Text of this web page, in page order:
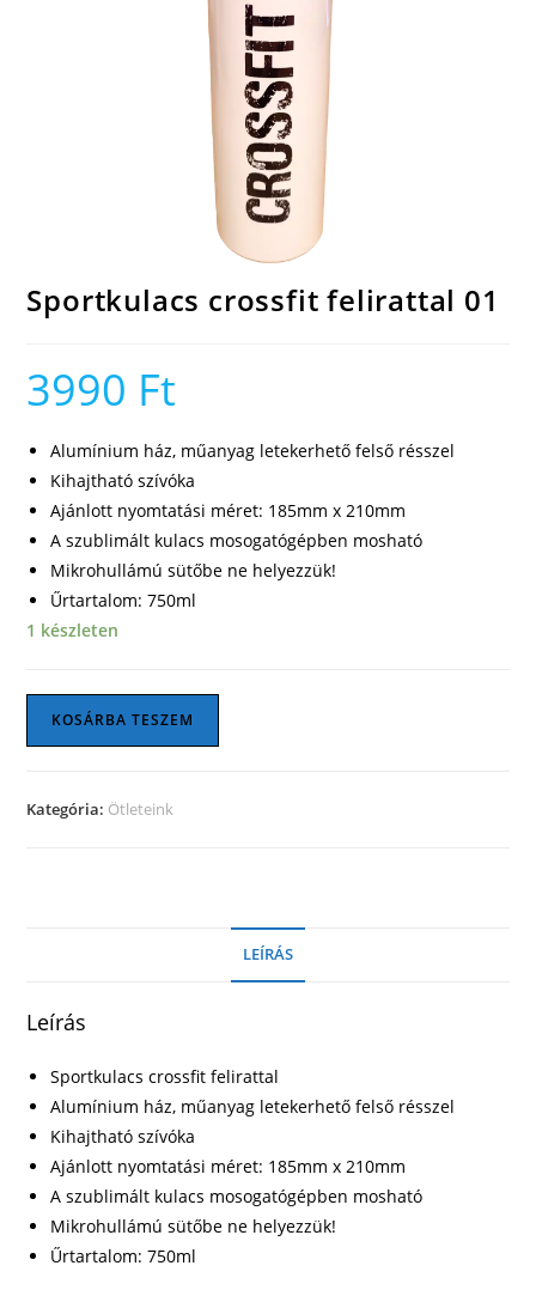
Sportkulacs crossfit felirattal 01
3990 Ft
Alumínium ház, műanyag letekerhető felső résszel
Kihajtható szívóka
Ajánlott nyomtatási méret: 185mm x 210mm
A szublimált kulacs mosogatógépben mosható
Mikrohullámú sütőbe ne helyezzük!
Űrtartalom: 750ml
1 készleten
Sportkulacs
KOSÁRBA TESZEM
Kategória: Ötleteink
LEÍRÁS
Leírás
Sportkulacs crossfit felirattal
Alumínium ház, műanyag letekerhető felső résszel
Kihajtható szívóka
Ajánlott nyomtatási méret: 185mm x 210mm
A szublimált kulacs mosogatógépben mosható
Mikrohullámú sütőbe ne helyezzük!
Űrtartalom: 750ml